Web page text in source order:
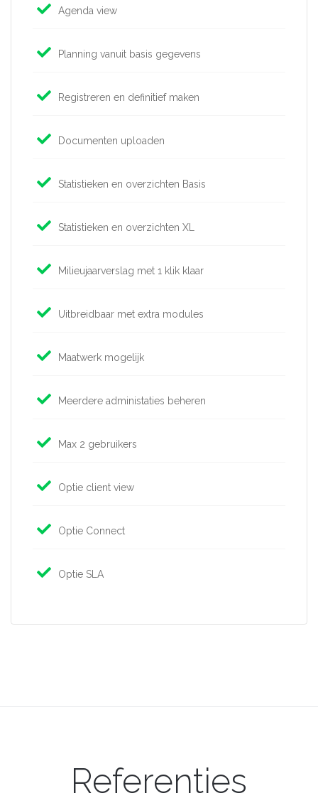
Agenda view
Planning vanuit basis gegevens
Registreren en definitief maken
Documenten uploaden
Statistieken en overzichten Basis
Statistieken en overzichten XL
Milieujaarverslag met 1 klik klaar
Uitbreidbaar met extra modules
Maatwerk mogelijk
Meerdere administaties beheren
Max 2 gebruikers
Optie client view
Optie Connect
Optie SLA
Referenties